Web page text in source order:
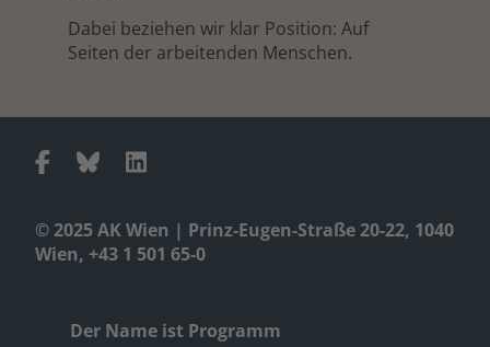
© 2025 AK Wien | Prinz-Eugen-Straße 20-22, 1040
Wien, +43 1 501 65-0
Der Name ist Programm
Dabei beziehen wir klar Position: Auf
Seiten der arbeitenden Menschen.